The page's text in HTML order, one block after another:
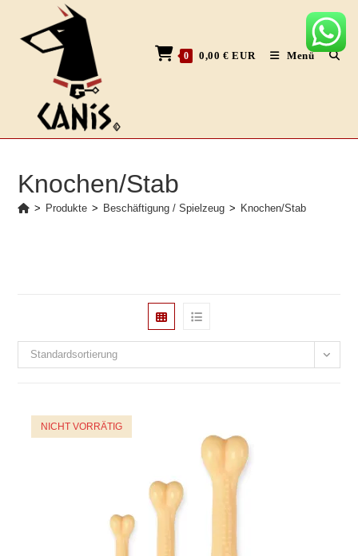
springen
0 0,00€ EUR Menü
Knochen/Stab
> Produkte > Beschäftigung / Spielzeug > Knochen/Stab
Standardsortierung
NICHT VORRÄTIG